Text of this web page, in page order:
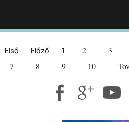
Első Előző 1 2 3
7
8 9 10